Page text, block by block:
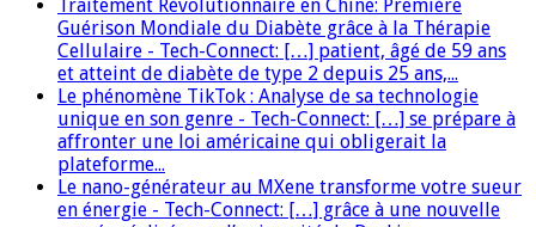
Traitement Révolutionnaire en Chine: Première
Guérison Mondiale du Diabète grâce à la Thérapie
Cellulaire - Tech-Connect: […] patient, âgé de 59 ans
et atteint de diabète de type 2 depuis 25 ans,...
Le phénomène TikTok : Analyse de sa technologie
unique en son genre - Tech-Connect: […] se prépare à
affronter une loi américaine qui obligerait la
plateforme...
Le nano-générateur au MXene transforme votre sueur
en énergie - Tech-Connect: […] grâce à une nouvelle